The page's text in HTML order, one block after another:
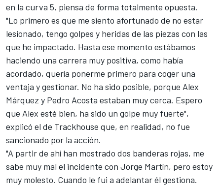
en la curva 5, piensa de forma totalmente opuesta.
"Lo primero es que me siento afortunado de no estar
lesionado, tengo golpes y heridas de las piezas con las
que he impactado. Hasta ese momento estábamos
haciendo una carrera muy positiva, como había
acordado, quería ponerme primero para coger una
ventaja y gestionar. No ha sido posible, porque Alex
Márquez y Pedro Acosta estaban muy cerca. Espero
que Alex esté bien, ha sido un golpe muy fuerte",
explicó el de Trackhouse que, en realidad, no fue
sancionado por la acción.
"A partir de ahí han mostrado dos banderas rojas, me
sabe muy mal el incidente con Jorge Martín, pero estoy
muy molesto. Cuando le fui a adelantar él gestiona.